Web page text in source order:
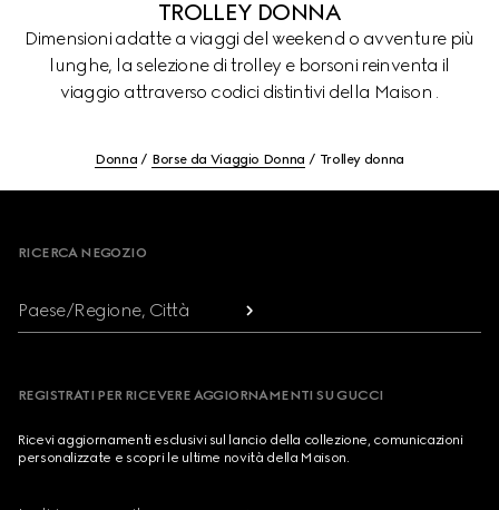
TROLLEY DONNA
Dimensioni adatte a viaggi del weekend o avventure più
lunghe, la selezione di trolley e borsoni reinventa il
viaggio attraverso codici distintivi della Maison .
Donna Borse da Viaggio Donna Trolley donna
RICERCA NEGOZIO
Paese/Regione, Città
REGISTRATI PER RICEVERE AGGIORNAMENTI SU GUCCI
Ricevi aggiornamenti esclusivi sul lancio della collezione, comunicazioni
personalizzate e scopri le ultime novità della Maison.